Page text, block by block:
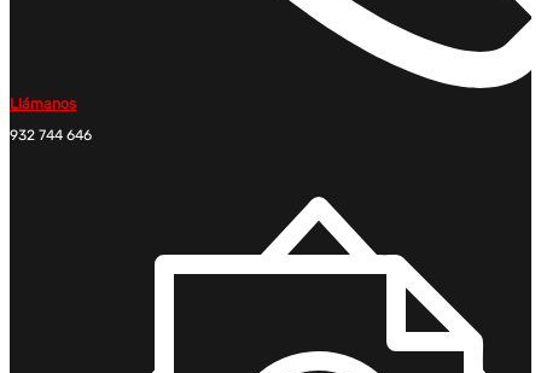
Llámanos
932 744 646